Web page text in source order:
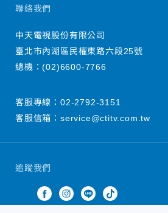
追蹤我們
聯絡我們
中天電視股份有限公司
臺北市內湖區民權東路六段25號
總機：(02)6600-7766
客服專線： 02-2792-3151
客服信箱： service@ctitv.com.tw